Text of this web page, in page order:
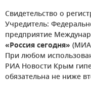
Свидетельство о
Учредитель:
предприятие
«Россия сегодня» (МИА
При любом
РИА Новости Крым
обязательна не ниже